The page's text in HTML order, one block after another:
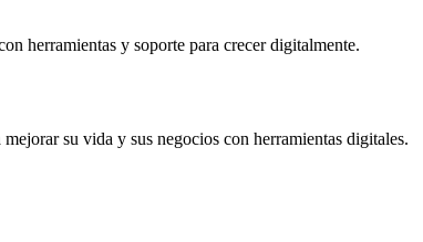
herramientas y soporte para crecer digitalmente.
su vida y sus negocios con herramientas digitales.